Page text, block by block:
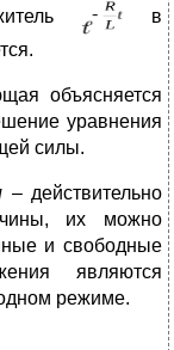
в
объясняется
уравнения
силы.
– действительно
их можно
и свободные
являются
режиме.